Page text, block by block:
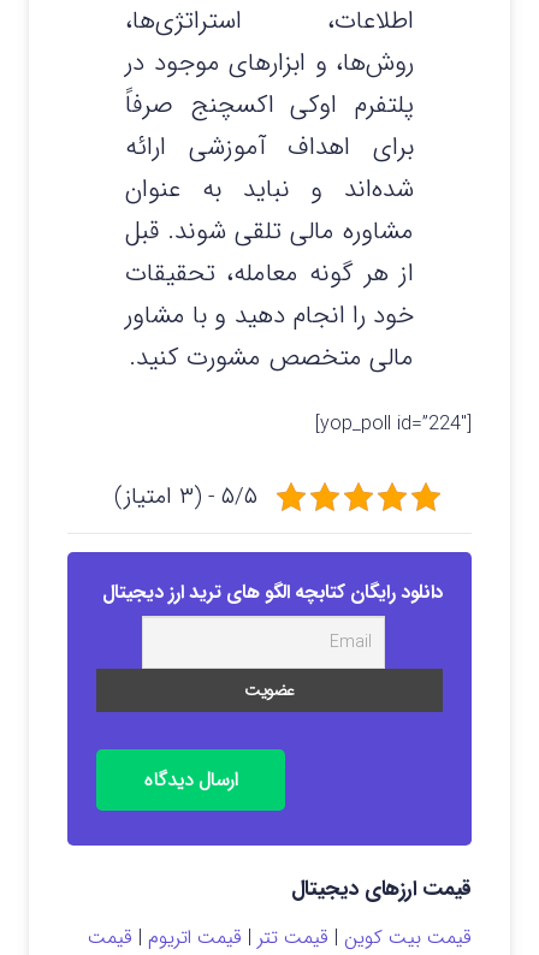
اطلاعات، استراتژی‌ها،
روش‌ها، و ابزارهای موجود در
پلتفرم اوکی اکسچنج صرفاً
برای اهداف آموزشی ارائه
شده‌اند و نباید به عنوان
مشاوره مالی تلقی شوند. قبل
از هر گونه معامله، تحقیقات
خود را انجام دهید و با مشاور
مالی متخصص مشورت کنید.
[yop_poll id=”224″]
۵/۵ - (۳ امتیاز)
دانلود رایگان کتابچه الگو های ترید ارز دیجیتال
ارسال دیدگاه
قیمت ارزهای دیجیتال
قیمت بیت کوین | قیمت تتر | قیمت اتریوم | قیمت